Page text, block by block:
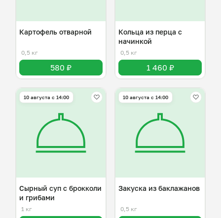
Картофель отварной
0,5 кг
580 ₽
Кольца из перца с
начинкой
0,5 кг
1 460 ₽
10 августа с 14:00
Сырный суп с брокколи
и грибами
1 кг
10 августа с 14:00
Закуска из баклажанов
0,5 кг